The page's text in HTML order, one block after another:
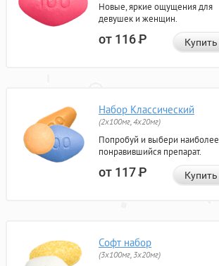
Новые, яркие ощущения для
девушек и женщин.
от 116Р Купить
Набор Классический
(2x100мг, 4x20мг)
Попробуй и выбери наиболее
понравившийся препарат.
от 117Р Купить
Софт набор
(3x100мг, 3x20мг)